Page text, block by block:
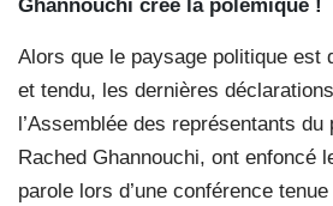
Ghannouchi crée la polémique !
Alors que le paysage politique est
et tendu, les dernières
l’Assemblée des représentants du
Rached Ghannouchi, ont enfoncé
parole lors d’une conférence